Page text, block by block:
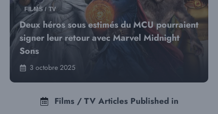
FILMS / TV
Deux héros sous estimés du MCU pourraient
signer leur retour avec Marvel Midnight
Sons
3 octobre 2025
Films / TV Articles Published in